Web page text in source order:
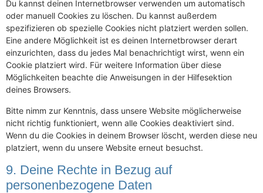
Du kannst deinen Internetbrowser verwenden um automatisch
oder manuell Cookies zu löschen. Du kannst außerdem
spezifizieren ob spezielle Cookies nicht platziert werden sollen.
Eine andere Möglichkeit ist es deinen Internetbrowser derart
einzurichten, dass du jedes Mal benachrichtigt wirst, wenn ein
Cookie platziert wird. Für weitere Information über diese
Möglichkeiten beachte die Anweisungen in der Hilfesektion
deines Browsers.
Bitte nimm zur Kenntnis, dass unsere Website möglicherweise
nicht richtig funktioniert, wenn alle Cookies deaktiviert sind.
Wenn du die Cookies in deinem Browser löscht, werden diese neu
platziert, wenn du unsere Website erneut besuchst.
9. Deine Rechte in Bezug auf
personenbezogene Daten